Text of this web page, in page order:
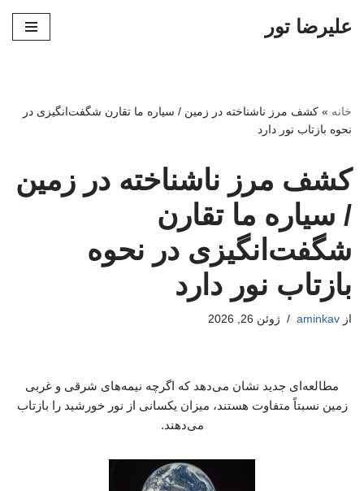
علیرضا تور
خانه » کشف مرز ناشناخته در زمین / سیاره ما تقارن شگفت‌انگیزی در
نحوه بازتاب نور دارد
کشف مرز ناشناخته در زمین
/ سیاره ما تقارن
شگفت‌انگیزی در نحوه
بازتاب نور دارد
از aminkav ژوئن 26, 2026
مطالعه‌ای جدید نشان می‌دهد که اگرچه نیمه‌های شرقی و غربی
زمین نسبتاً متفاوت هستند، میزان یکسانی از نور خورشید را بازتاب
می‌دهند.